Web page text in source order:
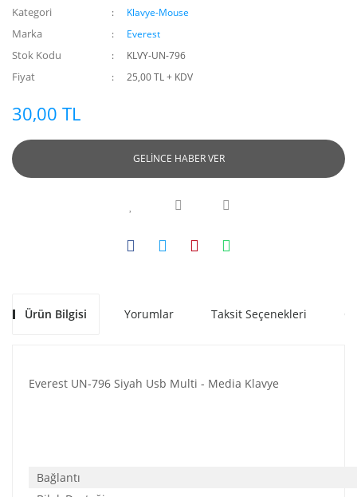
Kategori Klavye-Mouse
Marka Everest
Stok Kodu KLVY-UN-796
Fiyat 25,00 TL + KDV
30,00 TL
GELİNCE HABER VER
Ürün Bilgisi Yorumlar Taksit Seçenekleri
Everest UN-796 Siyah Usb Multi - Media Klavye
Bağlantı